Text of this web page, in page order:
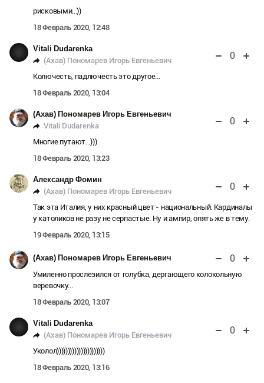
рисковыми...))
18 Февраль 2020, 12:48
Vitali Dudarenka
(Ахав) Пономарев Игорь Евгеньевич
0
Колючесть, падлючесть это другое...
18 Февраль 2020, 13:04
(Ахав) Пономарев Игорь Евгеньевич
Vitali Dudarenka
0
Многие путают...)))
18 Февраль 2020, 13:23
Александр Фомин
(Ахав) Пономарев Игорь Евгеньевич
0
Так эта Италия, у них красный цвет - национальный. Кардиналы
у католиков не разу не серпастые. Ну и ампир, опять же в тему.
19 Февраль 2020, 13:15
(Ахав) Пономарев Игорь Евгеньевич 0
Умиленно прослезился от голубка, дергающего колокольную
веревочку...
18 Февраль 2020, 13:07
Vitali Dudarenka
(Ахав) Пономарев Игорь Евгеньевич
0
Уколол))))))))))))))))))))))
18 Февраль 2020, 13:16